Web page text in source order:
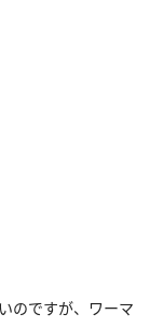
のですが、ワーマ